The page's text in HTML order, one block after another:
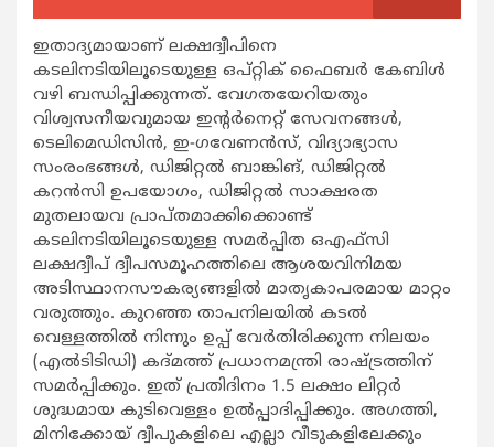
ഇതാദ്യമായാണ് ലക്ഷദ്വീപിനെ
കടലിനടിയിലൂടെയുള്ള ഒപ്റ്റിക് ഫൈബര്‍ കേബിള്‍
വഴി ബന്ധിപ്പിക്കുന്നത്. വേഗതയേറിയതും
വിശ്വസനീയവുമായ ഇന്റര്‍നെറ്റ് സേവനങ്ങള്‍,
ടെലിമെഡിസിന്‍, ഇ-ഗവേണന്‍സ്, വിദ്യാഭ്യാസ
സംരംഭങ്ങള്‍, ഡിജിറ്റല്‍ ബാങ്കിങ്, ഡിജിറ്റല്‍
കറന്‍സി ഉപയോഗം, ഡിജിറ്റല്‍ സാക്ഷരത
മുതലായവ പ്രാപ്തമാക്കിക്കൊണ്ട്
കടലിനടിയിലൂടെയുള്ള സമര്‍പ്പിത ഒഎഫ്സി
ലക്ഷദ്വീപ് ദ്വീപസമൂഹത്തിലെ ആശയവിനിമയ
അടിസ്ഥാനസൗകര്യങ്ങളില്‍ മാതൃകാപരമായ മാറ്റം
വരുത്തും. കുറഞ്ഞ താപനിലയില്‍ കടല്‍
വെള്ളത്തില്‍ നിന്നും ഉപ്പ് വേര്‍തിരിക്കുന്ന നിലയം
(എല്‍ടിടിഡി) കദ്മത്ത് പ്രധാനമന്ത്രി രാഷ്ട്രത്തിന്
സമര്‍പ്പിക്കും. ഇത് പ്രതിദിനം 1.5 ലക്ഷം ലിറ്റര്‍
ശുദ്ധമായ കുടിവെള്ളം ഉൽപ്പാദിപ്പിക്കും. അഗത്തി,
മിനിക്കോയ് ദ്വീപുകളിലെ എല്ലാ വീടുകളിലേക്കും